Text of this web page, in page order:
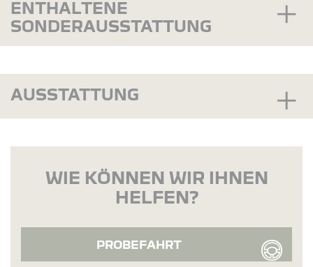
ENTHALTENE
SONDERAUSSTATTUNG
AUSSTATTUNG
WIE KÖNNEN WIR IHNEN
HELFEN?
PROBEFAHRT